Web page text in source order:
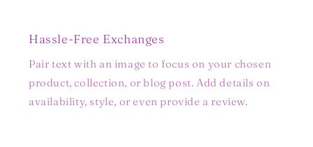
Hassle-Free Exchanges
Pair text with an image to focus on your chosen
product, collection, or blog post. Add details on
availability, style, or even provide a review.